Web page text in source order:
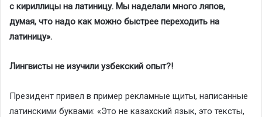
с кириллицы на латиницу. Мы наделали много ляпов,
думая, что надо как можно быстрее переходить на
латиницу».
Лингвисты не изучили узбекский опыт?!
Президент привел в пример рекламные щиты, написанные
латинскими буквами: «Это не казахский язык, это тексты,